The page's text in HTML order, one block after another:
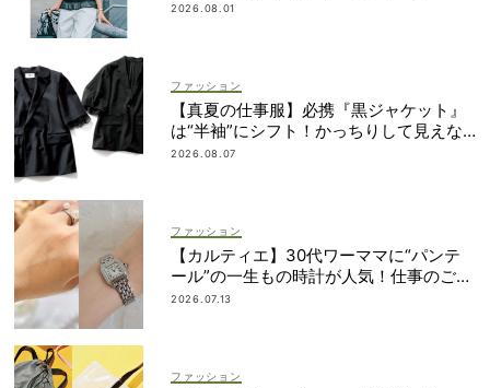
2026.08.01
ファッション
【真夏の仕事服】必携『黒ジャケット』
は“半袖”にシフト！かっちりして見えな
いデザインに注目
2026.08.07
ファッション
【カルティエ】30代ワーママに“パンテ
ール”の一生もの時計が人気！仕事のご褒
美＆節目買いに
2026.07.13
ファッション